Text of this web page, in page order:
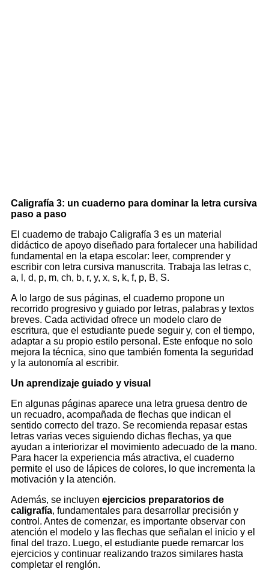
Caligrafía 3: un cuaderno para dominar la letra cursiva
paso a paso
El cuaderno de trabajo Caligrafía 3 es un material
didáctico de apoyo diseñado para fortalecer una habilidad
fundamental en la etapa escolar: leer, comprender y
escribir con letra cursiva manuscrita. Trabaja las letras c,
a, l, d, p, m, ch, b, r, y, x, s, k, f, p, B, S.
A lo largo de sus páginas, el cuaderno propone un
recorrido progresivo y guiado por letras, palabras y textos
breves. Cada actividad ofrece un modelo claro de
escritura, que el estudiante puede seguir y, con el tiempo,
adaptar a su propio estilo personal. Este enfoque no solo
mejora la técnica, sino que también fomenta la seguridad
y la autonomía al escribir.
Un aprendizaje guiado y visual
En algunas páginas aparece una letra gruesa dentro de
un recuadro, acompañada de flechas que indican el
sentido correcto del trazo. Se recomienda repasar estas
letras varias veces siguiendo dichas flechas, ya que
ayudan a interiorizar el movimiento adecuado de la mano.
Para hacer la experiencia más atractiva, el cuaderno
permite el uso de lápices de colores, lo que incrementa la
motivación y la atención.
Además, se incluyen ejercicios preparatorios de
caligrafía, fundamentales para desarrollar precisión y
control. Antes de comenzar, es importante observar con
atención el modelo y las flechas que señalan el inicio y el
final del trazo. Luego, el estudiante puede remarcar los
ejercicios y continuar realizando trazos similares hasta
completar el renglón.